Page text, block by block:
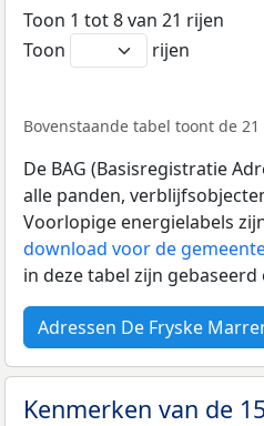
Toon 1 tot 8 van 21 rijen
Toon
rijen
Bovenstaande tabel toont de
De BAG (Basisregistratie
alle panden,
Voorlopige energielabels
download voor de
in deze tabel zijn
Adressen De Fryske
Kenmerken van de